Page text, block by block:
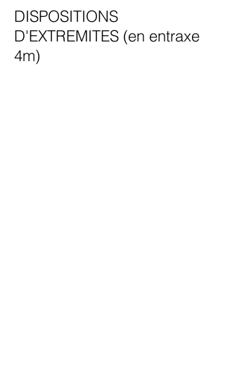
DISPOSITIONS
D'EXTREMITES (en entraxe
4m)